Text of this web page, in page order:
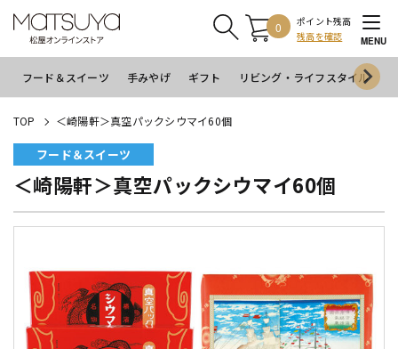
0
ポイント残高
残高を確認
MENU
フード＆スイーツ 手みやげ ギフト リビング・ライフスタイル
TOP ＜崎陽軒＞真空パックシウマイ60個
フード＆スイーツ
＜崎陽軒＞真空パックシウマイ60個